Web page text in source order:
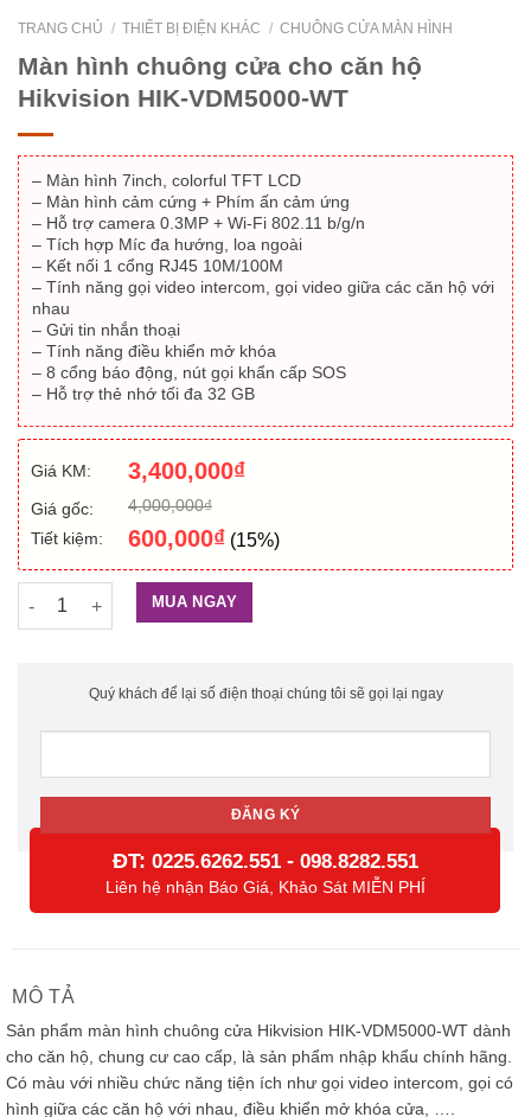
TRANG CHỦ / THIẾT BỊ ĐIỆN KHÁC / CHUÔNG CỬA MÀN HÌNH
Màn hình chuông cửa cho căn hộ
Hikvision HIK-VDM5000-WT
– Màn hình 7inch, colorful TFT LCD
– Màn hình cảm cứng + Phím ấn cảm ứng
– Hỗ trợ camera 0.3MP + Wi-Fi 802.11 b/g/n
– Tích hợp Míc đa hướng, loa ngoài
– Kết nối 1 cổng RJ45 10M/100M
– Tính năng gọi video intercom, gọi video giữa các căn hộ với
nhau
– Gửi tin nhắn thoại
– Tính năng điều khiển mở khóa
– 8 cổng báo động, nút gọi khẩn cấp SOS
– Hỗ trợ thẻ nhớ tối đa 32 GB
Giá KM: 3,400,000₫
Giá gốc: 4,000,000₫
Tiết kiệm:
600,000₫ (15%)
Màn hình chuông cửa cho căn hộ Hikvision HIK-VDM5000-WT
MUA NGAY
Quý khách để lại số điện thoại chúng tôi sẽ gọi lại ngay
ĐT: 0225.6262.551 - 098.8282.551
Liên hệ nhận Báo Giá, Khảo Sát MIỄN PHÍ
MÔ TẢ
Sản phẩm màn hình chuông cửa Hikvision HIK-VDM5000-WT dành
cho căn hộ, chung cư cao cấp, là sản phẩm nhập khẩu chính hãng.
Có màu với nhiều chức năng tiện ích như gọi video intercom, gọi có
hình giữa các căn hộ với nhau, điều khiển mở khóa cửa, ….